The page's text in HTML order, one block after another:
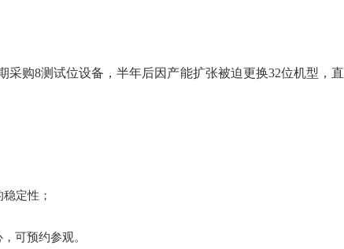
采购8测试位设备，半年后因产能扩张被迫更换32位机型，直
定性；
可预约参观。